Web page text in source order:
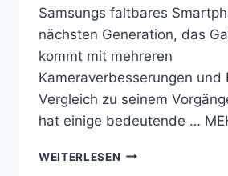
Samsungs faltbares
nächsten Generation, das
kommt mit mehreren
Kameraverbesserungen und
Vergleich zu seinem
hat einige bedeutende …
WEITERLESEN WIE